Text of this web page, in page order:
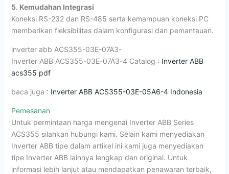
5. Kemudahan Integrasi
Koneksi RS-232 dan RS-485 serta kemampuan koneksi PC
memberikan fleksibilitas dalam konfigurasi dan pemantauan.
inverter abb ACS355-03E-07A3-
Inverter ABB ACS355-03E-07A3-4 Catalog : Inverter ABB
acs355 pdf
baca juga : Inverter ABB ACS355-03E-05A6-4 Indonesia
Pemesanan
Untuk permintaan harga mengenai Inverter ABB Series
ACS355 silahkan hubungi kami. Selain kami menyediakan
Inverter ABB tipe dalam artikel ini kami juga menyediakan
tipe Inverter ABB lainnya lengkap dan original. Untuk
informasi lebih lanjut atau mendapatkan penawaran terbaik,